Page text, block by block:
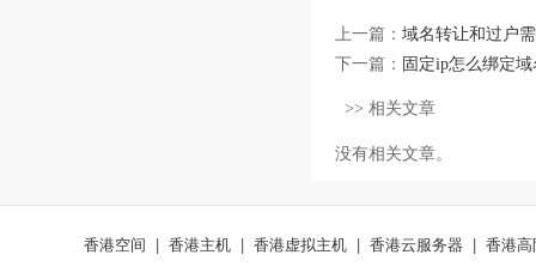
上一篇： 域名转让和过户
下一篇： 固定ip怎么绑定域
>> 相关文章
没有相关文章。
香港空间 | 香港主机 | 香港虚拟主机 | 香港云服务器 | 香港